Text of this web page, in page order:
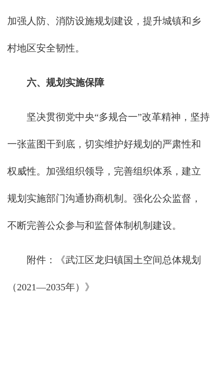
加强人防、消防设施规划建设，提升城镇和乡
村地区安全韧性。
六、规划实施保障
坚决贯彻党中央“多规合一”改革精神，坚持
一张蓝图干到底，切实维护好规划的严肃性和
权威性。加强组织领导，完善组织体系，建立
规划实施部门沟通协商机制。强化公众监督，
不断完善公众参与和监督体制机制建设。
附件：《武江区龙归镇国土空间总体规划
（2021—2035年）》